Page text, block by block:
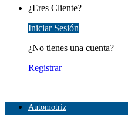
¿Eres Cliente?
Iniciar Sesión
¿No tienes una cuenta?
Registrar
Automotriz